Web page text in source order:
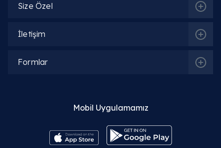
şeklinde bir organdır ve temel görevi vücudun
T4 hormonları aracılığıyla kalp atış hızından vücut
dönüşmesine kadar tüm hayati fonksiyonları
düzenler.
Tiroid Yüksekliği Nedir ve Neden Yükselir?
Tiroid Nodülü Neden Olur?
Size Özel
İletişim
Formlar
Mobil Uygulamamız